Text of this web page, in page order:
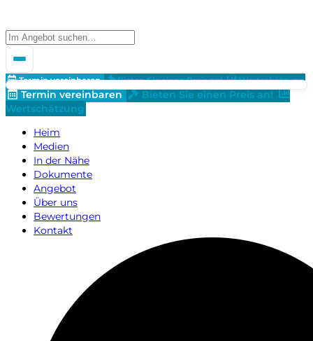
Termin vereinbaren Bieten Sie einen Preis an! Wertschätzung
Termin vereinbaren
Bieten Sie einen Preis an!
Wertschätzung
Heim
Medien
In der Nähe
Dokumente
Angebot
Über uns
Bewertungen
Kontakt